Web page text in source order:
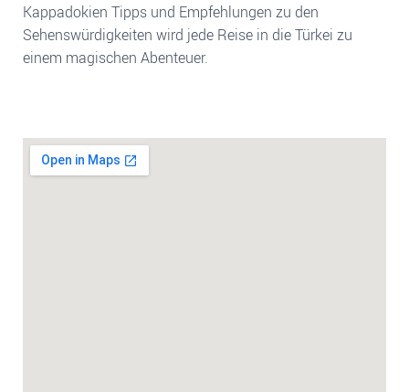
Kappadokien Tipps und Empfehlungen zu den
Sehenswürdigkeiten wird jede Reise in die Türkei zu
einem magischen Abenteuer.